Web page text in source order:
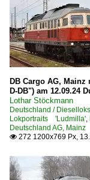
2010 175
2010 DR-
2022
2023
DB Cargo AG, Mainz
D-DB") am 12.09.24
Lothar Stöckmann
Deutschland /
Lokportraits 'Ludmilla',
Deutschland AG,
 272 1200x769 Px,